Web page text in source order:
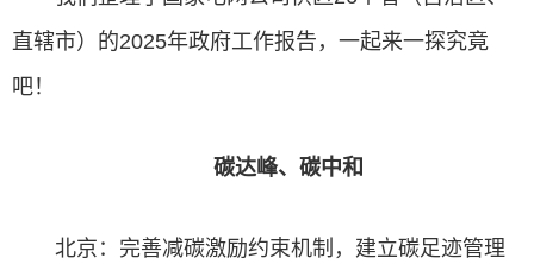
直辖市）的2025年政府工作报告，一起来一探究竟
吧！
碳达峰、碳中和
北京：完善减碳激励约束机制，建立碳足迹管理